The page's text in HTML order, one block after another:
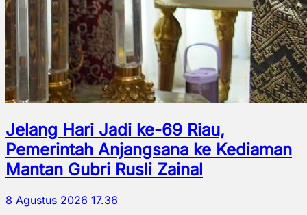
Jelang Hari Jadi ke-69 Riau,
Pemerintah Anjangsana ke Kediaman
Mantan Gubri Rusli Zainal
8 Agustus 2026 17.36